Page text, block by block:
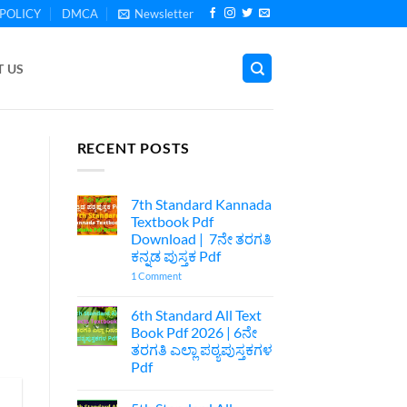
DMCA Newsletter
US
RECENT POSTS
7th Standard Kannada
Textbook Pdf
Download | 7ನೇ ತರಗತಿ
ಕನ್ನಡ ಪುಸ್ತಕ Pdf
1 Commenton
Kannada
Textbook
Pdf
Download
|
ಪುಸ್ತಕ
6th Standard All Text
Book Pdf 2026 | 6ನೇ
ತರಗತಿ ಎಲ್ಲಾ ಪಠ್ಯಪುಸ್ತಕಗಳ
Pdf